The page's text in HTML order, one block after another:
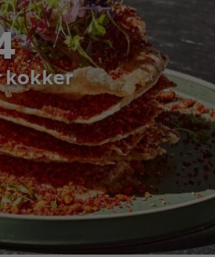
kokker